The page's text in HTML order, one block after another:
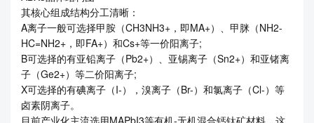
其核心组成结构分工清晰：
A离子一般可选择甲胺（CH3NH3+，即MA+）、甲脒（NH2-
HC=NH2+，即FA+）和Cs+等一价阳离子;
B可选择的有亚铅离子（Pb2+）、亚锡离子（Sn2+）和亚锗离
子（Ge2+）等二价阳离子;
X可选择的有碘离子（I-），溴离子（Br-）和氯离子（Cl-）等
卤素阴离子。